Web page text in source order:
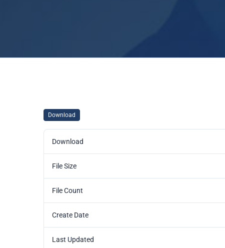
Download
Download
File Size
File Count
Create Date
Last Updated